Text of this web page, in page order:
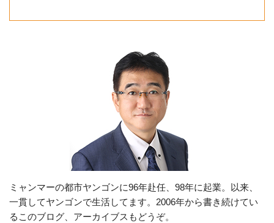
ミャンマーの都市ヤンゴンに96年赴任、98年に起業。以来、
一貫してヤンゴンで生活してます。2006年から書き続けてい
るこのブログ、アーカイブスもどうぞ。